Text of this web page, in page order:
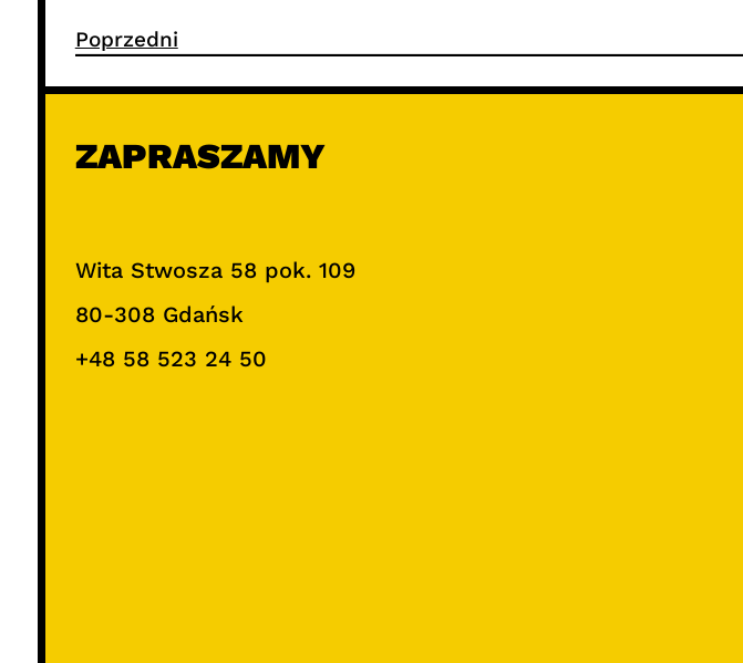
Poprzedni
ZAPRASZAMY
Wita Stwosza 58 pok. 109
80-308 Gdańsk
+48 58 523 24 50